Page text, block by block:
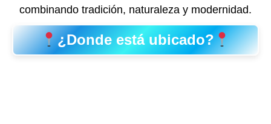
combinando tradición, naturaleza y modernidad.
¿Donde está ubicado?